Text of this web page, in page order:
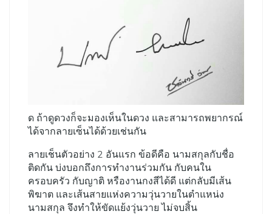
ด ถ้าดูดวงก็จะมองเห็นในดวง และสามารถพยากรณ์
ได้จากลายเซ็นได้ด้วยเช่นกัน
ลายเช็นตัวอย่าง 2 อันแรก ข้อดีคือ นามสกุลกับชื่อ
ติดกัน บ่งบอกถึงการทำงานร่วมกัน กับคนใน
ครอบครัว กับญาติ หรืองานกงสีได้ดี แต่กลับมีเส้น
พิฆาต และเส้นสายแห่งความวุ่นวายในตำแหน่ง
นามสกุล จึงทำให้ขัดแย้งวุ่นวาย ไม่จบสิ้น